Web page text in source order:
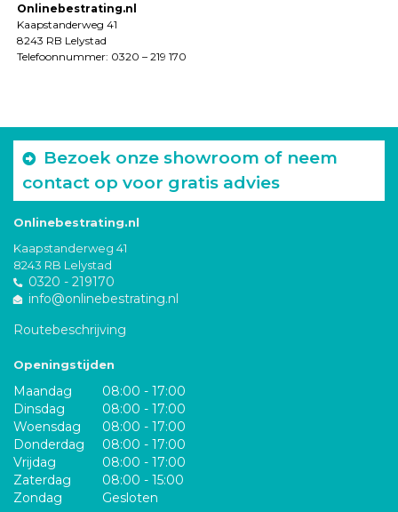
Onlinebestrating.nl
Kaapstanderweg 41
8243 RB Lelystad
Telefoonnummer: 0320 – 219 170
Bezoek onze showroom of neem
contact op voor gratis advies
Onlinebestrating.nl
Kaapstanderweg 41
8243 RB Lelystad
0320 - 219170
info@onlinebestrating.nl
Routebeschrijving
Openingstijden
Maandag
08:00 - 17:00
Dinsdag
08:00 - 17:00
Woensdag
08:00 - 17:00
Donderdag
08:00 - 17:00
Vrijdag
08:00 - 17:00
Zaterdag
08:00 - 15:00
Zondag
Gesloten